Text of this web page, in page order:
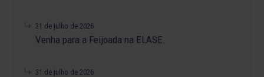
31 de julho de 2026
Venha para a Feijoada na ELASE.
31 de julho de 2026